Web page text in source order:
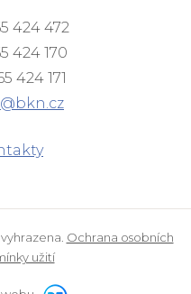
424 472
170
424 171
Ochrana osobních
užití